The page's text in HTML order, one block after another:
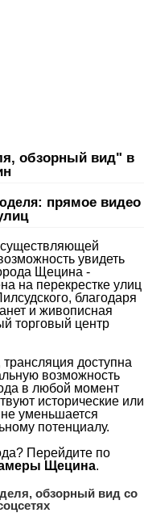
обзорный вид" в
: прямое видео
увидеть
Щецина -
на перекрестке улиц
благодаря
и живописная
торговый центр
доступна
возможность
в любой момент
исторические или
уменьшается
потенциалу.
Перейдите по
Щецина.
обзорный вид со